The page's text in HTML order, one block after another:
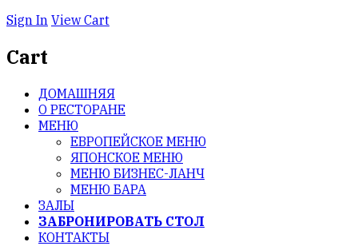
Sign In View Cart
Cart
ДОМАШНЯЯ
О РЕСТОРАНЕ
МЕНЮ
ЕВРОПЕЙСКОЕ МЕНЮ
ЯПОНСКОЕ МЕНЮ
МЕНЮ БИЗНЕС-ЛАНЧ
МЕНЮ БАРА
ЗАЛЫ
ЗАБРОНИРОВАТЬ СТОЛ
КОНТАКТЫ